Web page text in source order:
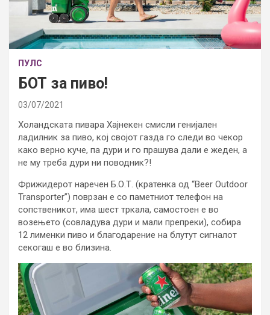
ПУЛС
БОТ за пиво!
03/07/2021
Холандската пивара Хајнекен смисли генијален
ладилник за пиво, кој својот газда го следи во чекор
како верно куче, па дури и го прашува дали е жеден, а
не му треба дури ни поводник?!
Фрижидерот наречен Б.О.Т. (кратенка од “Beer Outdoor
Transporter”) поврзан е со паметниот телефон на
сопственикот, има шест тркала, самостоен е во
возењето (совладува дури и мали препреки), собира
12 лименки пиво и благодарение на блутут сигналот
секогаш е во близина.